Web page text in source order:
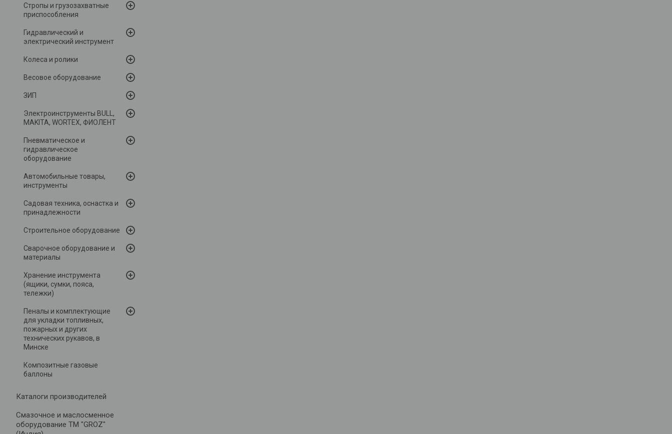
Стропы и грузозахватные
приспособления
Гидравлический и
электрический инструмент
Колеса и ролики
Весовое оборудование
ЗИП
Электроинструменты BULL,
MAKITA, WORTEX, ФИОЛЕНТ
Пневматическое и
гидравлическое
оборудование
Автомобильные товары,
инструменты
Садовая техника, оснастка и
принадлежности
Строительное оборудование
Сварочное оборудование и
материалы
Хранение инструмента
(ящики, сумки, пояса,
тележки)
Пеналы и комплектующие
для укладки топливных,
пожарных и других
технических рукавов, в
Минске
Композитные газовые
баллоны
Каталоги производителей
Cмазочное и маслосменное
оборудование ТМ "GROZ"